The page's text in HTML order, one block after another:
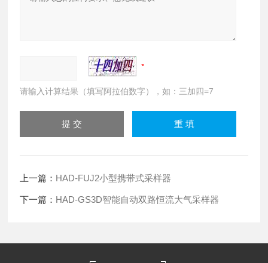
请输入计算结果（填写阿拉伯数字），如：三加四=7
上一篇： HAD-FUJ2小型携带式采样器
下一篇： HAD-GS3D智能自动双路恒流大气采样器